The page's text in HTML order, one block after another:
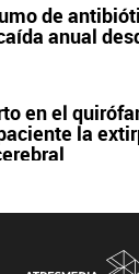
de
anual
en el
la